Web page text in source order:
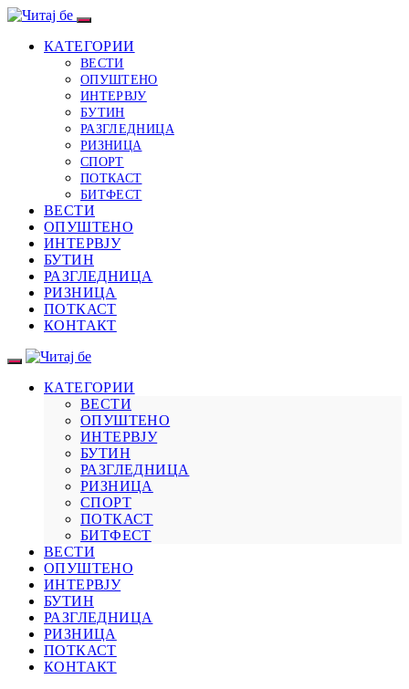
КАТЕГОРИИ
ВЕСТИ
ОПУШТЕНО
ИНТЕРВЈУ
БУТИН
РАЗГЛЕДНИЦА
РИЗНИЦА
СПОРТ
ПОТКАСТ
БИТФЕСТ
ВЕСТИ
ОПУШТЕНО
ИНТЕРВЈУ
БУТИН
РАЗГЛЕДНИЦА
РИЗНИЦА
ПОТКАСТ
КОНТАКТ
КАТЕГОРИИ
ВЕСТИ
ОПУШТЕНО
ИНТЕРВЈУ
БУТИН
РАЗГЛЕДНИЦА
РИЗНИЦА
СПОРТ
ПОТКАСТ
БИТФЕСТ
ВЕСТИ
ОПУШТЕНО
ИНТЕРВЈУ
БУТИН
РАЗГЛЕДНИЦА
РИЗНИЦА
ПОТКАСТ
КОНТАКТ